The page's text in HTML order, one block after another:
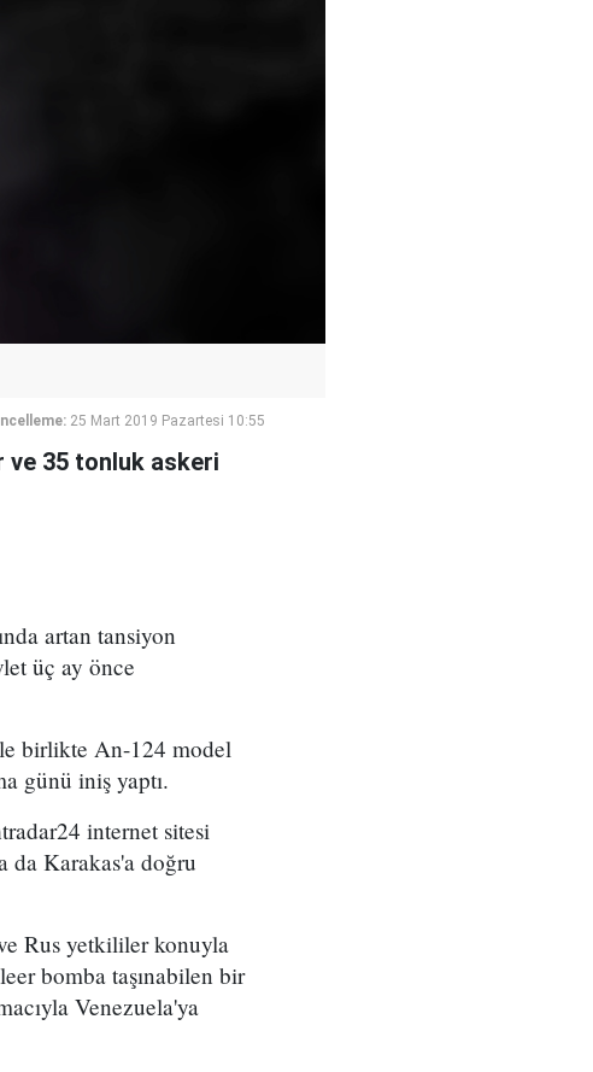
25 Mart 2019 Pazartesi 10:55
ve 35 tonluk askeri
artan tansiyon
üç ay önce
birlikte An-124 model
günü iniş yaptı.
internet sitesi
da Karakas'a doğru
Rus yetkililer konuyla
bomba taşınabilen bir
Venezuela'ya